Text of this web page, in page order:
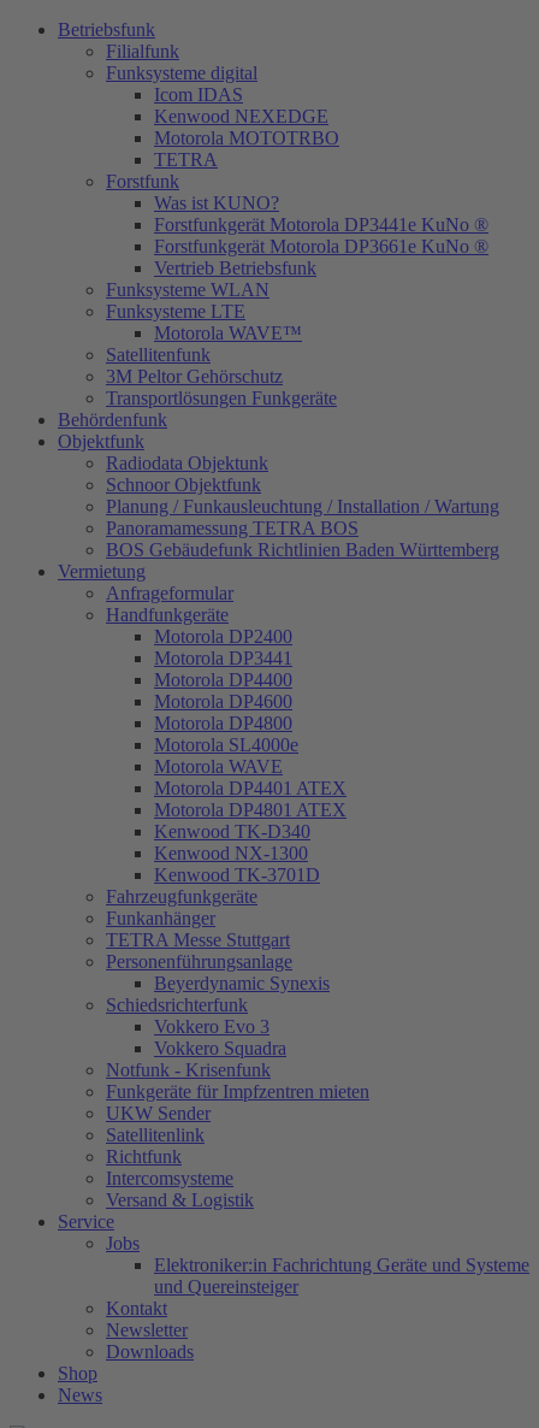
Betriebsfunk
Filialfunk
Funksysteme digital
Icom IDAS
Kenwood NEXEDGE
Motorola MOTOTRBO
TETRA
Forstfunk
Was ist KUNO?
Forstfunkgerät Motorola DP3441e KuNo ®
Forstfunkgerät Motorola DP3661e KuNo ®
Vertrieb Betriebsfunk
Funksysteme WLAN
Funksysteme LTE
Motorola WAVE™
Satellitenfunk
3M Peltor Gehörschutz
Transportlösungen Funkgeräte
Behördenfunk
Objektfunk
Radiodata Objektunk
Schnoor Objektfunk
Planung / Funkausleuchtung / Installation / Wartung
Panoramamessung TETRA BOS
BOS Gebäudefunk Richtlinien Baden Württemberg
Vermietung
Anfrageformular
Handfunkgeräte
Motorola DP2400
Motorola DP3441
Motorola DP4400
Motorola DP4600
Motorola DP4800
Motorola SL4000e
Motorola WAVE
Motorola DP4401 ATEX
Motorola DP4801 ATEX
Kenwood TK-D340
Kenwood NX-1300
Kenwood TK-3701D
Fahrzeugfunkgeräte
Funkanhänger
TETRA Messe Stuttgart
Personenführungsanlage
Beyerdynamic Synexis
Schiedsrichterfunk
Vokkero Evo 3
Vokkero Squadra
Notfunk - Krisenfunk
Funkgeräte für Impfzentren mieten
UKW Sender
Satellitenlink
Richtfunk
Intercomsysteme
Versand & Logistik
Service
Jobs
Elektroniker:in Fachrichtung Geräte und Systeme
und Quereinsteiger
Kontakt
Newsletter
Downloads
Shop
News